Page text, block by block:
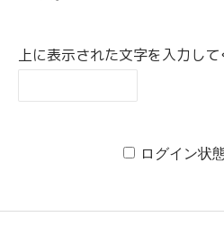
上に表示された文字を入力して
ログイン状